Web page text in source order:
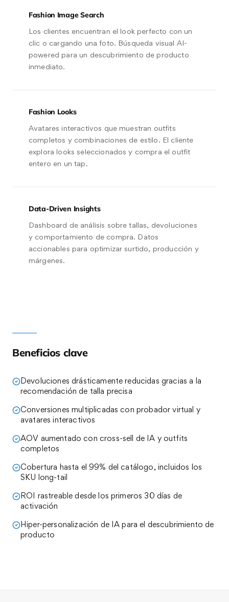
Fashion Image Search
Los clientes encuentran el look perfecto con un
clic o cargando una foto. Búsqueda visual AI-
powered para un descubrimiento de producto
inmediato.
Fashion Looks
Avatares interactivos que muestran outfits
completos y combinaciones de estilo. El cliente
explora looks seleccionados y compra el outfit
entero en un tap.
Data-Driven Insights
Dashboard de análisis sobre tallas, devoluciones
y comportamiento de compra. Datos
accionables para optimizar surtido, producción y
márgenes.
Beneficios clave
Devoluciones drásticamente reducidas gracias a la
recomendación de talla precisa
Conversiones multiplicadas con probador virtual y
avatares interactivos
AOV aumentado con cross-sell de IA y outfits
completos
Cobertura hasta el 99% del catálogo, incluidos los
SKU long-tail
ROI rastreable desde los primeros 30 días de
activación
Hiper-personalización de IA para el descubrimiento de
producto